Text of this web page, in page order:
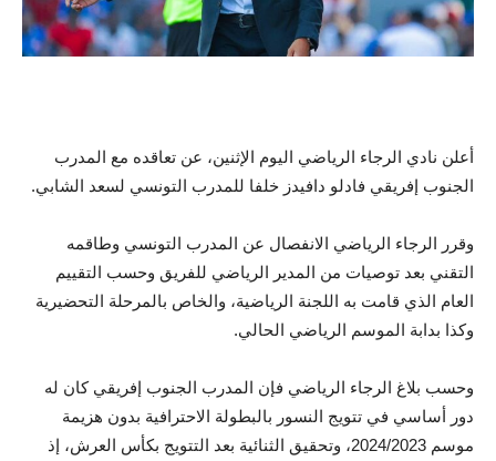
أعلن نادي الرجاء الرياضي اليوم الإثنين، عن تعاقده مع المدرب
الجنوب إفريقي فادلو دافيدز خلفا للمدرب التونسي لسعد الشابي.
وقرر الرجاء الرياضي الانفصال عن المدرب التونسي وطاقمه
التقني بعد توصيات من المدير الرياضي للفريق وحسب التقييم
العام الذي قامت به اللجنة الرياضية، والخاص بالمرحلة التحضيرية
وكذا بدابة الموسم الرياضي الحالي.
وحسب بلاغ الرجاء الرياضي فإن المدرب الجنوب إفريقي كان له
دور أساسي في تتويج النسور بالبطولة الاحترافية بدون هزيمة
موسم 2024/2023، وتحقيق الثنائية بعد التتويج بكأس العرش، إذ